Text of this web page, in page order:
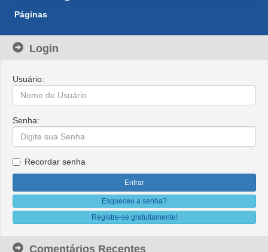
Páginas
Login
Usuário:
Senha:
Recordar senha
Esqueceu a senha?
Registre-se gratuitamente!
Comentários Recentes